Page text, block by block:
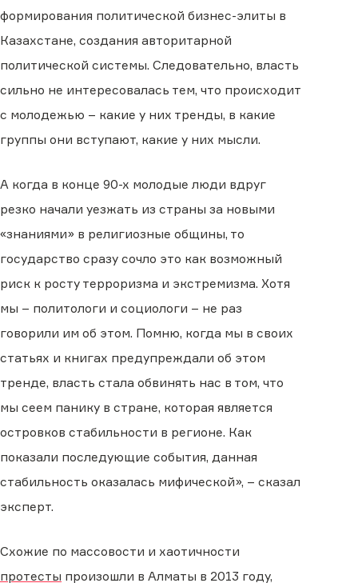
формирования политической бизнес-элиты в
Казахстане, создания авторитарной
политической системы. Следовательно, власть
сильно не интересовалась тем, что происходит
с молодежью – какие у них тренды, в какие
группы они вступают, какие у них мысли.
А когда в конце 90-х молодые люди вдруг
резко начали уезжать из страны за новыми
«знаниями» в религиозные общины, то
государство сразу сочло это как возможный
риск к росту терроризма и экстремизма. Хотя
мы – политологи и социологи – не раз
говорили им об этом. Помню, когда мы в своих
статьях и книгах предупреждали об этом
тренде, власть стала обвинять нас в том, что
мы сеем панику в стране, которая является
островков стабильности в регионе. Как
показали последующие события, данная
стабильность оказалась мифической», – сказал
эксперт.
Схожие по массовости и хаотичности
протесты произошли в Алматы в 2013 году,